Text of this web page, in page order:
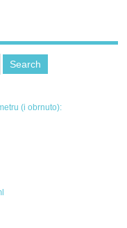
(i obrnuto):